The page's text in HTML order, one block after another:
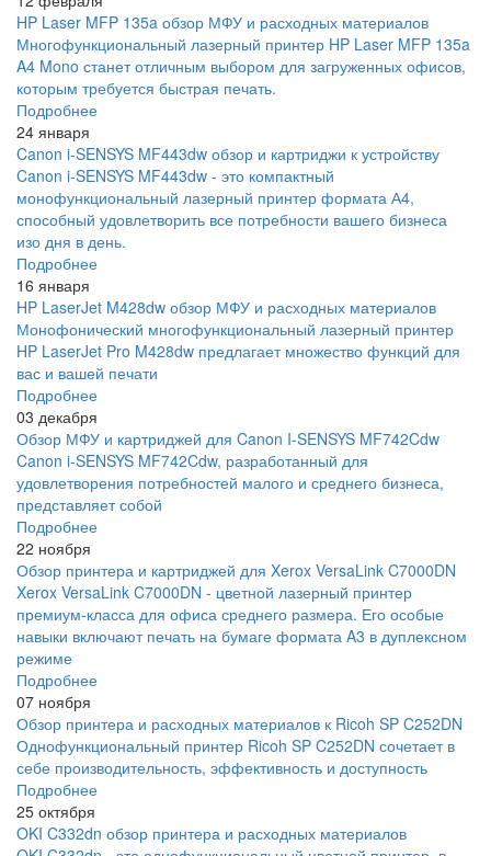
HP Laser MFP 135a обзор МФУ и расходных материалов
Многофункциональный лазерный принтер HP Laser MFP 135a
A4 Mono станет отличным выбором для загруженных офисов,
которым требуется быстрая печать.
Подробнее
24 января
Canon i-SENSYS MF443dw обзор и картриджи к устройству
Canon i-SENSYS MF443dw - это компактный
монофункциональный лазерный принтер формата А4,
способный удовлетворить все потребности вашего бизнеса
изо дня в день.
Подробнее
16 января
HP LaserJet M428dw обзор МФУ и расходных материалов
Монофонический многофункциональный лазерный принтер
HP LaserJet Pro M428dw предлагает множество функций для
вас и вашей печати
Подробнее
03 декабря
Обзор МФУ и картриджей для Canon I-SENSYS MF742Cdw
Canon i-SENSYS MF742Cdw, разработанный для
удовлетворения потребностей малого и среднего бизнеса,
представляет собой
Подробнее
22 ноября
Обзор принтера и картриджей для Xerox VersaLink C7000DN
Xerox VersaLink C7000DN - цветной лазерный принтер
премиум-класса для офиса среднего размера. Его особые
навыки включают печать на бумаге формата A3 в дуплексном
режиме
Подробнее
07 ноября
Обзор принтера и расходных материалов к Ricoh SP C252DN
Однофункциональный принтер Ricoh SP C252DN сочетает в
себе производительность, эффективность и доступность
Подробнее
25 октября
OKI C332dn обзор принтера и расходных материалов